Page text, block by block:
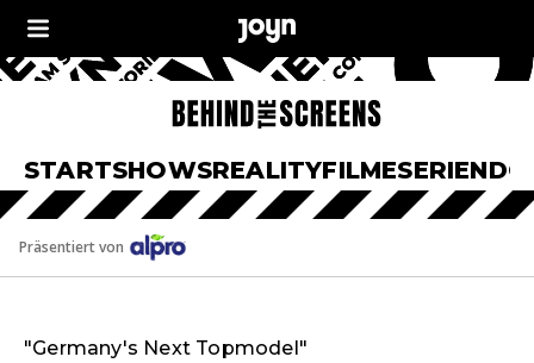
STARTSHOWSREALITYFILMESERIEN
Präsentiert von
"Germany's Next Topmodel"